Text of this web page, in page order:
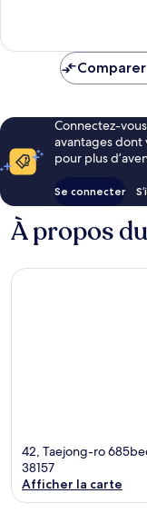
Connectez-
avantages dont
pour plus
Se connecter
À propos
42, Taejong-ro
38157
Afficher la carte